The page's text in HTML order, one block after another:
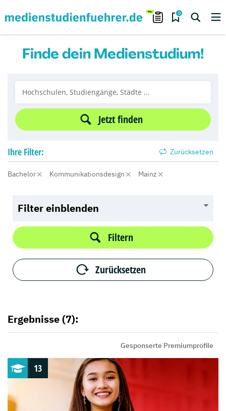
0
Finde dein Medienstudium!
Jetzt finden
Ihre Filter: Zurücksetzen
Bachelor Kommunikationsdesign Mainz
Filter einblenden
Filtern
Zurücksetzen
Ergebnisse (7):
Gesponserte Premiumprofile
13